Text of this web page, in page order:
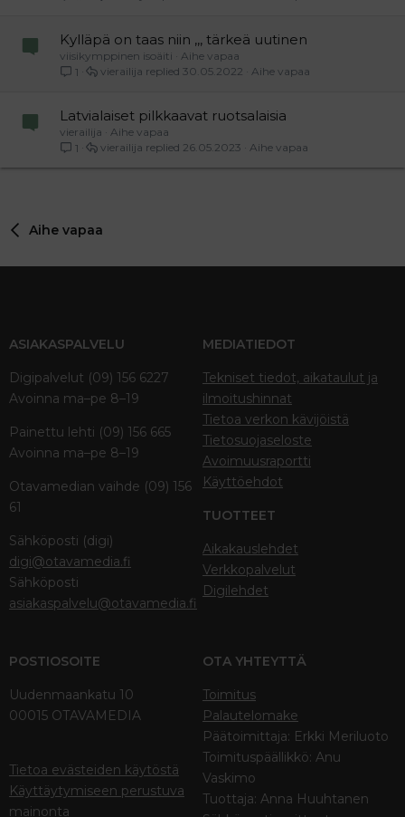
Kylläpä on taas niin ,,, tärkeä uutinen
viisikymppinen isoäiti
Aihe vapaa
1
Aihe vapaa
30.05.2022
vierailija
Latvialaiset pilkkaavat ruotsalaisia
vierailija
Aihe vapaa
1
Aihe vapaa
26.05.2023
vierailija
Aihe vapaa
ASIAKASPALVELU
Digipalvelut (09) 156 6227
Avoinna ma–pe 8–19
Painettu lehti (09) 156 665
Avoinna ma–pe 8–19
Otavamedian vaihde (09) 156
61
Sähköposti (digi)
digi@otavamedia.fi
Sähköposti
asiakaspalvelu@otavamedia.fi
MEDIATIEDOT
Tekniset tiedot, aikataulut ja
ilmoitushinnat
Tietoa verkon kävijöistä
Tietosuojaseloste
Avoimuusraportti
Käyttöehdot
TUOTTEET
Aikakauslehdet
Verkkopalvelut
Digilehdet
POSTIOSOITE
Uudenmaankatu 10
00015 OTAVAMEDIA
Tietoa evästeiden käytöstä
Käyttäytymiseen perustuva
mainonta
OTA YHTEYTTÄ
Toimitus
Palautelomake
Päätoimittaja: Erkki Meriluoto
Toimituspäällikkö: Anu
Vaskimo
Tuottaja: Anna Huuhtanen